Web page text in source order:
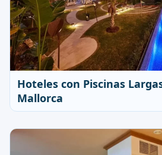
Hoteles con Piscinas
Mallorca